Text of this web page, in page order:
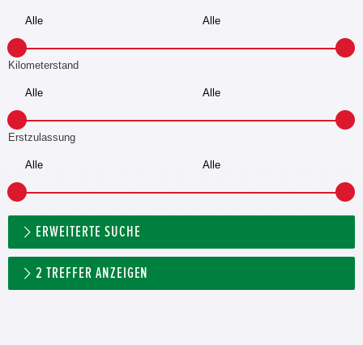
Kilometerstand
Erstzulassung
ERWEITERTE SUCHE
2 TREFFER ANZEIGEN